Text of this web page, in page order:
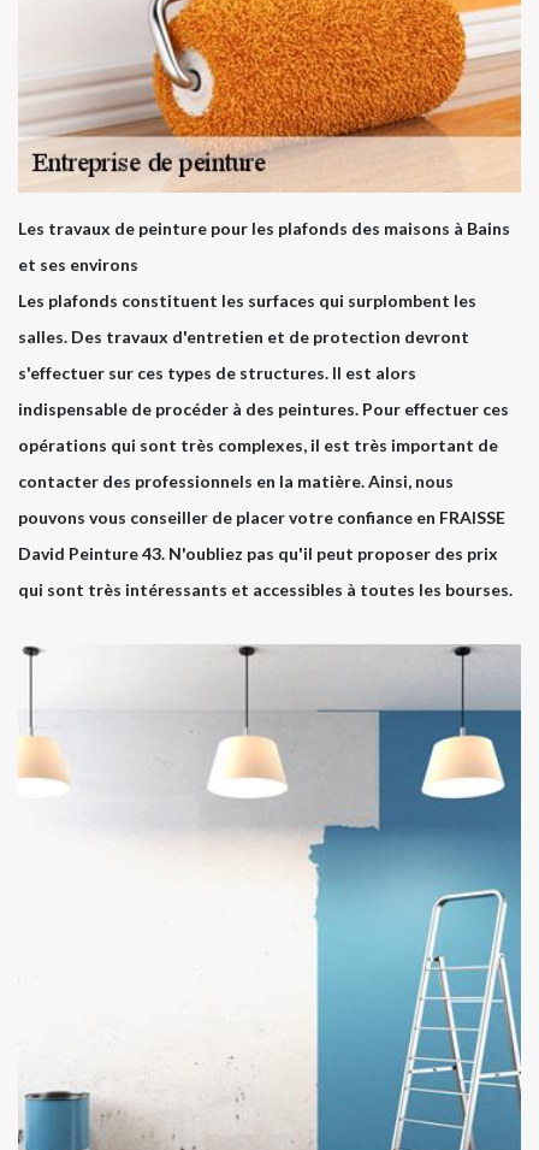
Les travaux de peinture pour les plafonds des maisons à Bains
et ses environs
Les plafonds constituent les surfaces qui surplombent les
salles. Des travaux d'entretien et de protection devront
s'effectuer sur ces types de structures. Il est alors
indispensable de procéder à des peintures. Pour effectuer ces
opérations qui sont très complexes, il est très important de
contacter des professionnels en la matière. Ainsi, nous
pouvons vous conseiller de placer votre confiance en FRAISSE
David Peinture 43. N'oubliez pas qu'il peut proposer des prix
qui sont très intéressants et accessibles à toutes les bourses.